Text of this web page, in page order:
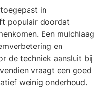
in
populair doordat
Een mulchlaag
en
de techniek aansluit bij
vraagt een goed
weinig onderhoud.